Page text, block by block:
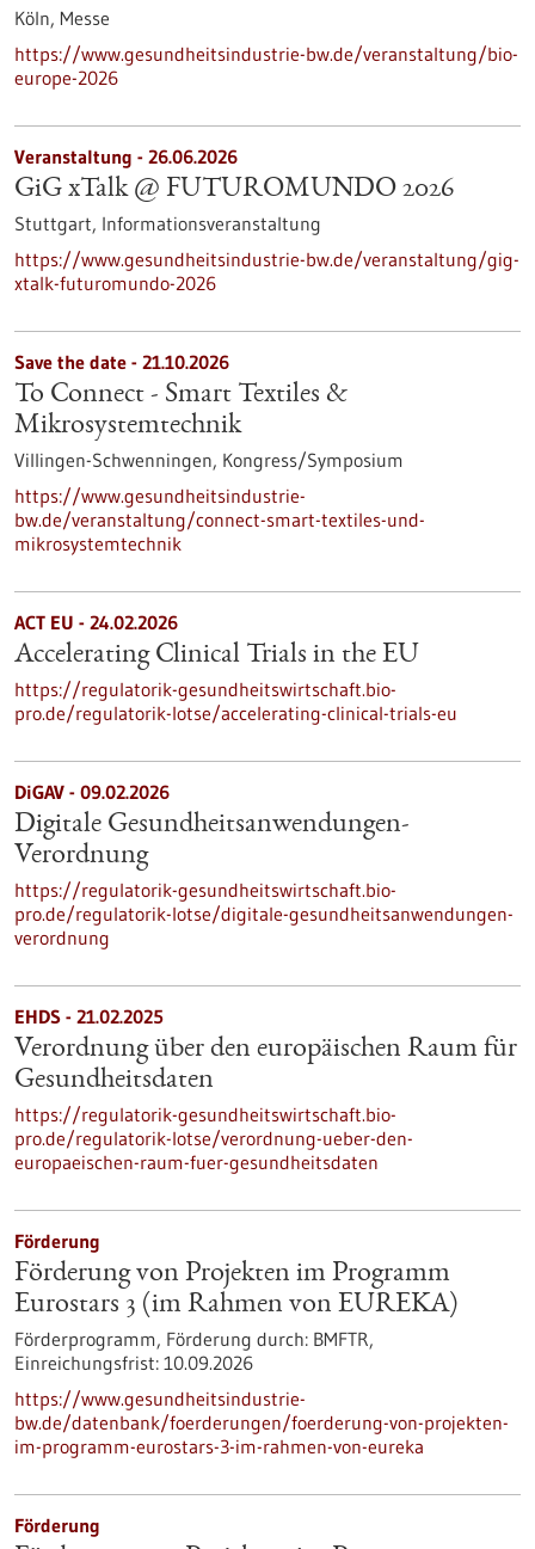
Köln, Messe
https://www.gesundheitsindustrie-bw.de/veranstaltung/bio-
europe-2026
Veranstaltung - 26.06.2026
GiG xTalk @ FUTUROMUNDO 2026
Stuttgart, Informationsveranstaltung
https://www.gesundheitsindustrie-bw.de/veranstaltung/gig-
xtalk-futuromundo-2026
Save the date - 21.10.2026
To Connect - Smart Textiles &
Mikrosystemtechnik
Villingen-Schwenningen, Kongress/Symposium
https://www.gesundheitsindustrie-
bw.de/veranstaltung/connect-smart-textiles-und-
mikrosystemtechnik
ACT EU - 24.02.2026
Accelerating Clinical Trials in the EU
https://regulatorik-gesundheitswirtschaft.bio-
pro.de/regulatorik-lotse/accelerating-clinical-trials-eu
DiGAV - 09.02.2026
Digitale Gesundheitsanwendungen-
Verordnung
https://regulatorik-gesundheitswirtschaft.bio-
pro.de/regulatorik-lotse/digitale-gesundheitsanwendungen-
verordnung
EHDS - 21.02.2025
Verordnung über den europäischen Raum für
Gesundheitsdaten
https://regulatorik-gesundheitswirtschaft.bio-
pro.de/regulatorik-lotse/verordnung-ueber-den-
europaeischen-raum-fuer-gesundheitsdaten
Förderung
Förderung von Projekten im Programm
Eurostars 3 (im Rahmen von EUREKA)
Förderprogramm, Förderung durch: BMFTR,
Einreichungsfrist: 10.09.2026
https://www.gesundheitsindustrie-
bw.de/datenbank/foerderungen/foerderung-von-projekten-
im-programm-eurostars-3-im-rahmen-von-eureka
Förderung